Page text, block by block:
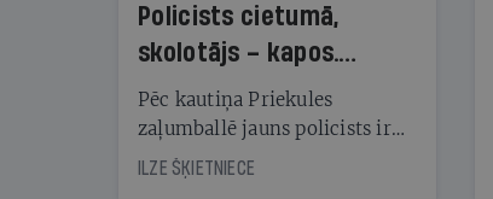
Policists cietumā,
skolotājs – kapos.
Reibuma cena Priekulē
Pēc kautiņa Priekules
zaļumballē jauns policists ir
nonācis cietumā, bet
cienījams pedagogs — kapos.
ILZE ŠĶIETNIECE